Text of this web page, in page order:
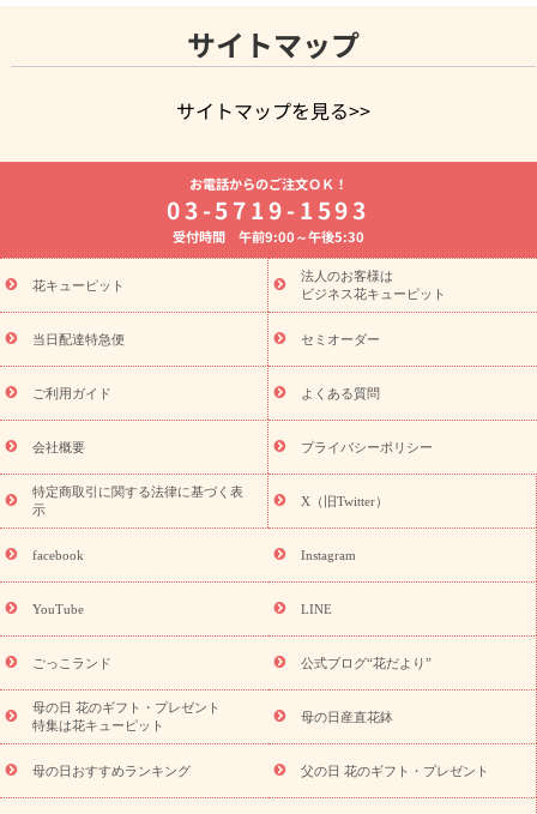
サイトマップ
サイトマップを見る>>
よく贈られる花
お祝いの花特集
誕生日フラワーギフト特集
8月の誕生花(トルコキキョウ)
開店・開業祝い
お供え・お悔やみ お供え・お悔やみの花
通夜・葬儀に贈る花 胡蝶蘭・花鉢
ーブドフラワー
季節のイベント
ひまわり ギフト・プレゼント
特集
お盆 花（新盆・初盆） 季節のイベント
お盆 花（新
盆・初盆）
お盆 花（新盆・初盆）
お盆・お供え 花とセットギ
フト
お盆・お供え プリザーブドフラワー
ひまわり ギフト・プ
レゼント特集
夏の花贈り・お中元・暑中見舞い 花のギフト特集
敬老の日におくる花ギフト・プレゼント特集
花ギフト・プレゼント特集
敬老の日 花のおすすめランキング
敬
老の日 花鉢植えのギフト・プレゼント特集
敬老の日 花とセットギ
フト・プレゼント特集
敬老の日の花 全てのギフト一覧
キャン
ペーン
映画『ウォーターガーディアンズ』コラボキャンペーン
「きょう誕生日なんです」キャンペーン
誕生日の花を探す
誕生日フラワーギフト 誕生日フラワーギフト特集
(トルコキキョウ)
9月の誕生花(リンドウ)
ら探す
お祝いの花特集 当日配達特急便 お祝い商品一覧
念日
結婚祝い 出産祝い 退院祝い・快気祝い
寿祝い
プチギフト ペットのお祝いフラワー
供え・お悔やみ商品一覧
お供え・お悔やみの花
四十九日法要以
お電話からのご注文ＯＫ！
03-5719-1593
受付時間 午前9:00～午後5:30
花キューピット
法人のお客様は
ビジネス花キューピット
当日配達特急便 セミオーダー
ご利用ガイド よくある質問
会社概要 プライバシーポリシー
特定商取引に関する法律に基づく表
示
X（旧Twitter）
facebook Instagram
YouTube LINE
ごっこランド 公式ブログ“花だより”
母の日 花のギフト・プレゼント
特集は花キューピット
母の日産直花鉢
母の日おすすめランキング 父の日 花のギフト・プレゼント